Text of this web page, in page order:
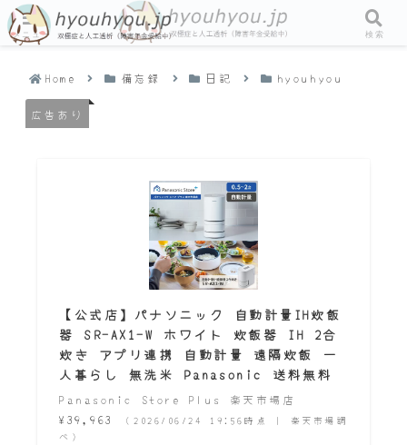
Home 備忘録 日記 hyouhyou
広告あり
【公式店】パナソニック 自動計量IH炊飯
器 SR-AX1-W ホワイト 炊飯器 IH 2合
炊き アプリ連携 自動計量 遠隔炊飯 一
人暮らし 無洗米 Panasonic 送料無料
Panasonic Store Plus 楽天市場店
¥39,963
（2026/06/24 19:56時点 | 楽天市場調
べ）
メニュー 検索